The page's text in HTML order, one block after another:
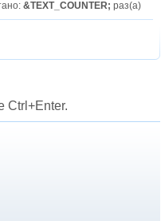
&TEXT_COUNTER; раз(а)
Ctrl+Enter.